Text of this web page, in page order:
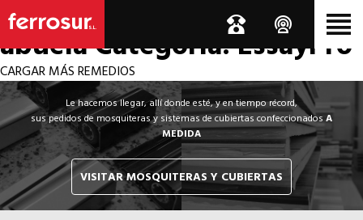
Los por si acaso de la
abuelaCategoría: EssayPro
CARGAR MÁS REMEDIOS
Le hacemos llegar, allí donde esté, y en tiempo récord,
sus pedidos de mosquiteras y sistemas de cubiertas confeccionadosA
MEDIDA
VISITAR MOSQUITERAS Y CUBIERTAS